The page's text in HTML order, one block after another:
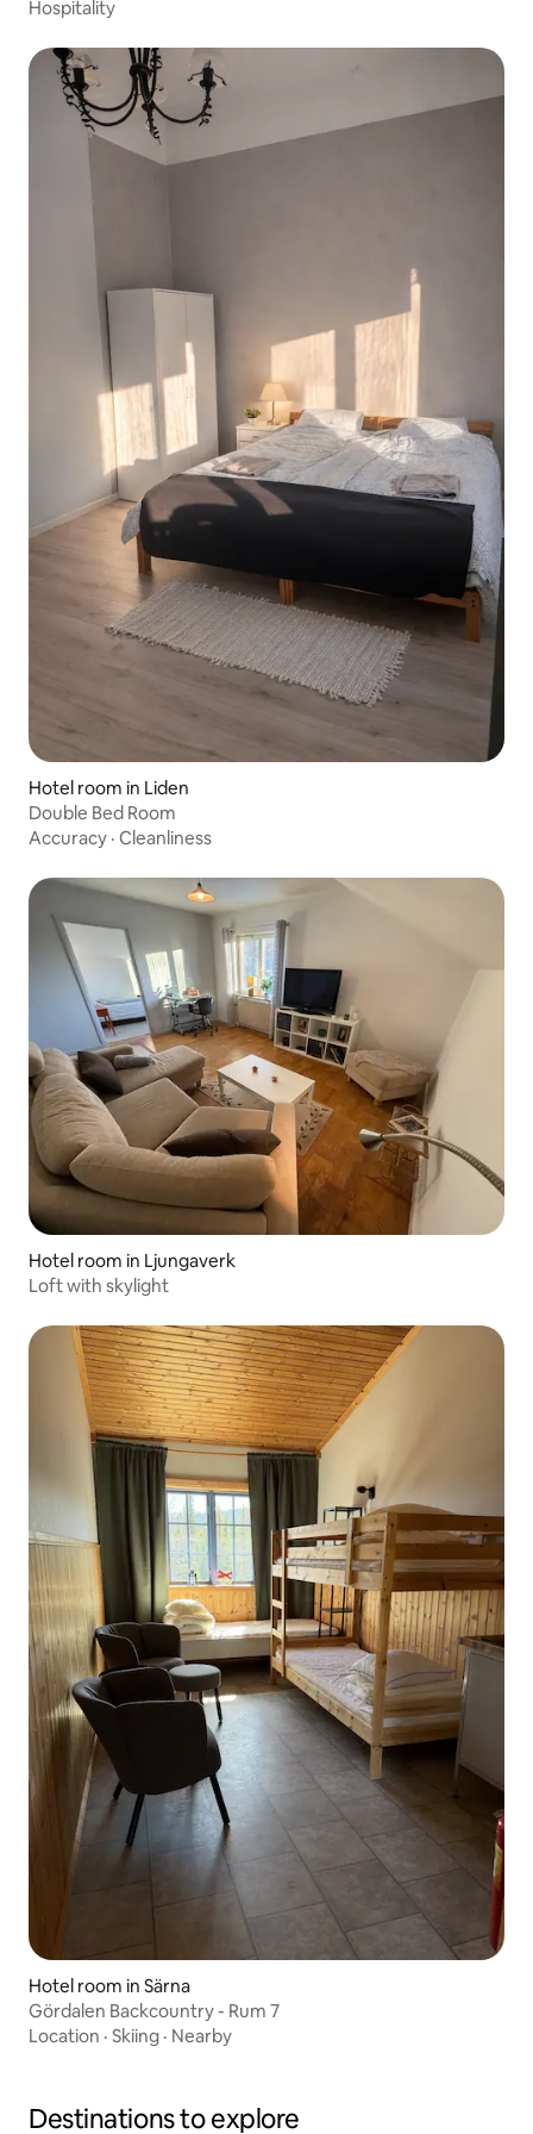
Hospitality
Hotel room in Liden
Double Bed Room
Accuracy · Cleanliness
Hotel room in Ljungaverk
Loft with skylight
Hotel room in Särna
Gördalen Backcountry - Rum 7
Location · Skiing · Nearby
Destinations to explore